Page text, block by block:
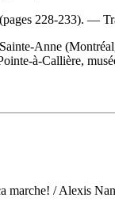
228-233). —
Sainte-Anne
à-Callière,
marche! / Alexis